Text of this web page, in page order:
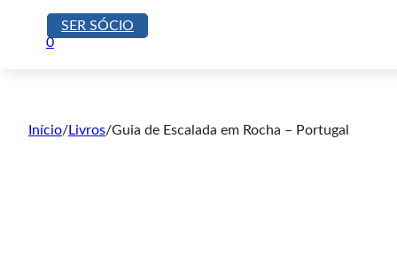
SER SÓCIO
0
Início/Livros/Guia de Escalada em Rocha – Portugal